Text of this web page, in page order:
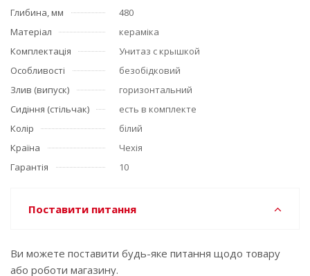
Глибина, мм
480
Матеріал
кераміка
Комплектація
Унитаз с крышкой
Особливості
безобідковий
Злив (випуск)
горизонтальний
Сидіння (стільчак)
есть в комплекте
Колір
білий
Країна
Чехія
Гарантія
10
Поставити питання
Ви можете поставити будь-яке питання щодо товару
або роботи магазину.